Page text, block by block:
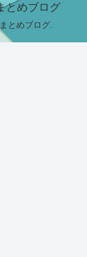
とめブログ
とめブログ.